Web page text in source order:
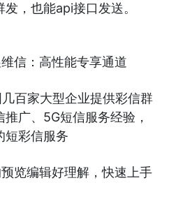
，也能api接口发送。
信：高性能专享通道
百家大型企业提供彩信群
广、5G短信服务经验，
短彩信服务
览编辑好理解，快速上手